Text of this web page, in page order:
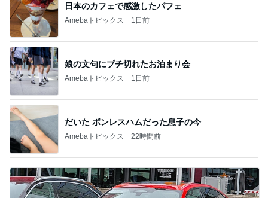
日本のカフェで感激したパフェ
Amebaトピックス 1日前
娘の文句にブチ切れたお泊まり会
Amebaトピックス 1日前
だいた ボンレスハムだった息子の今
Amebaトピックス 22時間前